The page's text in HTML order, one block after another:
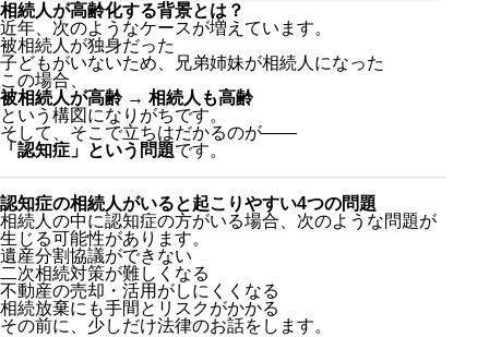
相続人が高齢化する背景とは？
近年、次のようなケースが増えています。
被相続人が独身だった
子どもがいないため、兄弟姉妹が相続人になった
この場合、
被相続人が高齢 → 相続人も高齢
という構図になりがちです。
そして、そこで立ちはだかるのが——
「認知症」という問題です。
認知症の相続人がいると起こりやすい4つの問題
相続人の中に認知症の方がいる場合、次のような問題が
生じる可能性があります。
遺産分割協議ができない
二次相続対策が難しくなる
不動産の売却・活用がしにくくなる
相続放棄にも手間とリスクがかかる
その前に、少しだけ法律のお話をします。